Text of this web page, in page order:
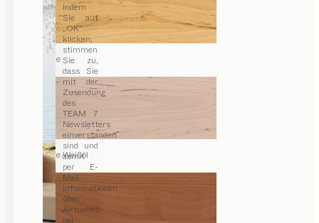
Indem
Sie auf
„OK“
klicken,
stimmen
Sie zu,
dass Sie
mit der
Zusendung
des
TEAM 7
Newsletters
einverstanden
sind und
damit
per E-
Mail
Informationen
über
Aktuelles
bei
Erle
Erle Weißöl